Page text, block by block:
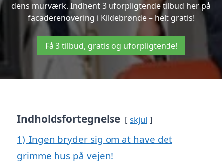
dens murværk. Indhent 3 uforpligtende tilbud her på
facaderenovering i Kildebrønde – helt gratis!
Få 3 tilbud, gratis og uforpligtende!
Indholdsfortegnelse skjul
1) Ingen bryder sig om at have det
grimme hus på vejen!